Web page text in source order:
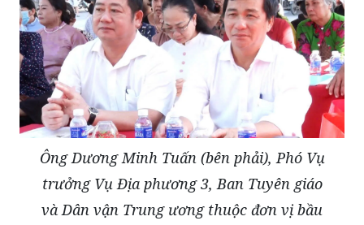
Ông Dương Minh Tuấn (bên phải), Phó Vụ
trưởng Vụ Địa phương 3, Ban Tuyên giáo
và Dân vận Trung ương thuộc đơn vị bầu